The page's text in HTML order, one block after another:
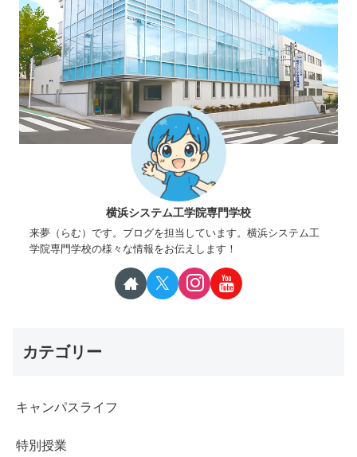
横浜システム工学院専門学校
来夢（らむ）です。ブログを担当しています。横浜システム工
学院専門学校の様々な情報をお伝えします！
カテゴリー
キャンパスライフ
特別授業